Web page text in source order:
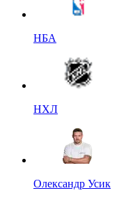
НБА
НХЛ
Олександр Усик